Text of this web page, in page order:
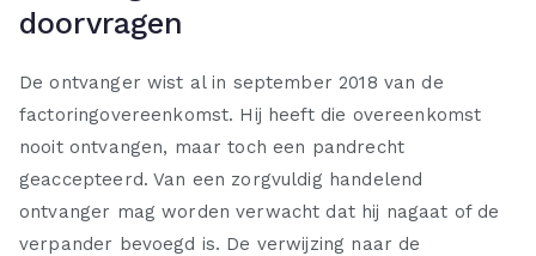
doorvragen
De ontvanger wist al in september 2018 van de
factoringovereenkomst. Hij heeft die overeenkomst
nooit ontvangen, maar toch een pandrecht
geaccepteerd. Van een zorgvuldig handelend
ontvanger mag worden verwacht dat hij nagaat of de
verpander bevoegd is. De verwijzing naar de